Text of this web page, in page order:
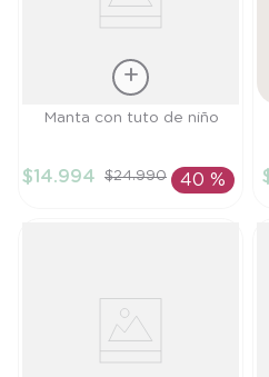
Talla
AÑADIR AL
Manta con tuto de niño
$14.994 $24.990 40 %